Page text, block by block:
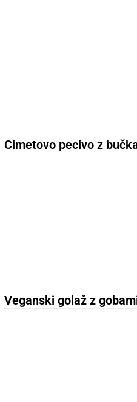
Cimetovo pecivo z
Veganski golaž z